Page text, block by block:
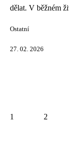
dělat. V běžném
Ostatní
27. 02. 2026
1 2